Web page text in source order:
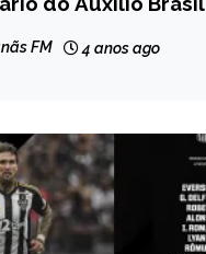
FM 4 anos ago